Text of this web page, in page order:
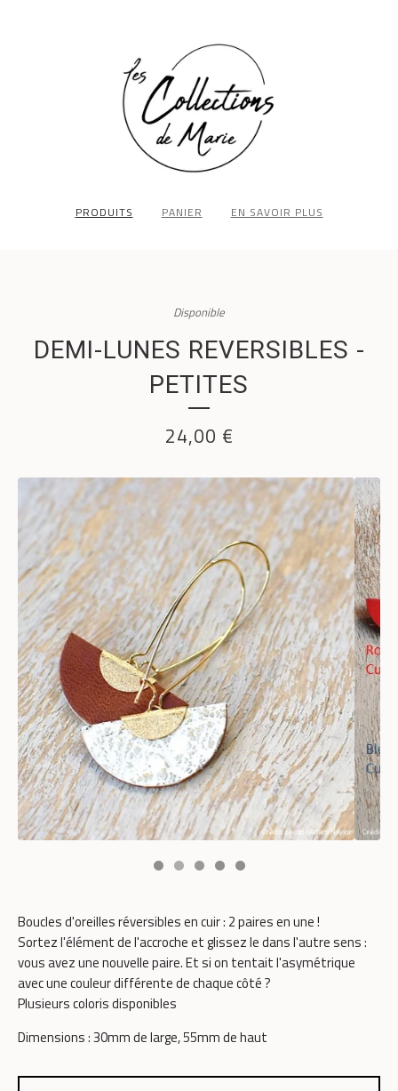
PRODUITS PANIER EN SAVOIR PLUS
Disponible
DEMI-LUNES REVERSIBLES -
PETITES
24,00 €
Boucles d'oreilles réversibles en cuir : 2 paires en une !
Sortez l'élément de l'accroche et glissez le dans l'autre sens :
vous avez une nouvelle paire. Et si on tentait l'asymétrique
avec une couleur différente de chaque côté ?
Plusieurs coloris disponibles
Dimensions : 30mm de large, 55mm de haut